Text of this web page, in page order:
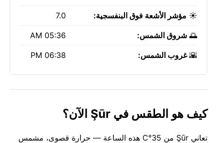
☀️ مؤشر الأشعة فوق البنفسجية: 7.0
🌅 شروق الشمس: 05:36 AM
🌇غروب الشمس: 06:38 PM
كيف هو الطقس في Şūr الآن؟
تعاني Şūr من 35°C هذه الساعة — حرارة قصوى، مشمس